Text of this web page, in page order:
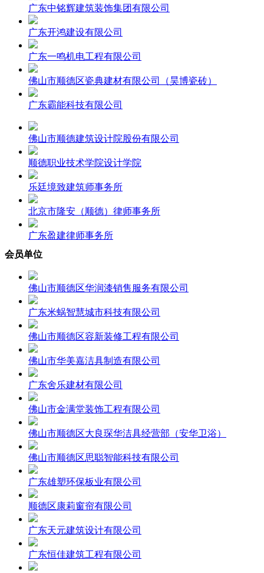
广东中铭辉建筑装饰集团有限公司
广东开鸿建设有限公司
广东一鸣机电工程有限公司
佛山市顺德区瓷典建材有限公司（昊博瓷砖）
广东霸能科技有限公司
佛山市顺德建筑设计院股份有限公司
顺德职业技术学院设计学院
乐廷境致建筑师事务所
北京市隆安（顺德）律师事务所
广东盈建律师事务所
会员单位
佛山市顺德区华润漆销售服务有限公司
广东米蜗智慧城市科技有限公司
佛山市顺德区容新装修工程有限公司
佛山市华美嘉洁具制造有限公司
广东舍乐建材有限公司
佛山市金满堂装饰工程有限公司
佛山市顺德区大良琛华洁具经营部（安华卫浴）
佛山市顺德区思聪智能科技有限公司
广东雄塑环保板业有限公司
顺德区康莉窗帘有限公司
广东天元建筑设计有限公司
广东恒佳建筑工程有限公司